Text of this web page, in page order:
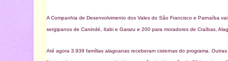
A Companhia de Desenvolvimento dos Vales do São Francisco e Parnaíba
sergipanos de Canindé, Itabi e Gararu e 200 para moradores de Craíbas,
Até agora 3.939 famílias alagoanas receberam cisternas do programa.